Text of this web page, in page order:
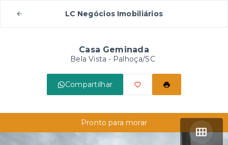
LC Negócios Imobiliários
Casa Geminada
Bela Vista - Palhoça/SC
Compartilhar
Pronto para morar